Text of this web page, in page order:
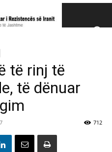
Rezistencës së Iranit (NCRI)
të rinj të
të dënuar
712